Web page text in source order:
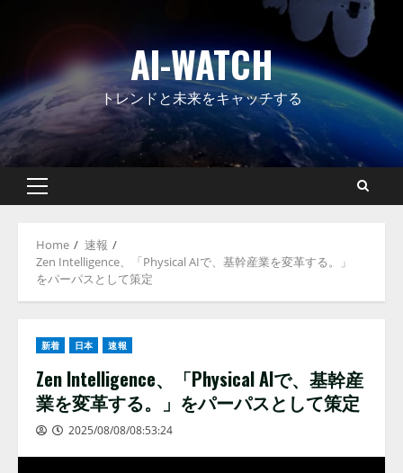
AI-WATCH
トレンドと未来をキャッチする
Primary
Home
速報
Zen Intelligence、「Physical AIで、基幹産業を変革する。」
をパーパスとして策定
新着 日本 速報
Zen Intelligence、「Physical AIで、基幹産
業を変革する。」をパーパスとして策定
2025/08/08/08:53:24